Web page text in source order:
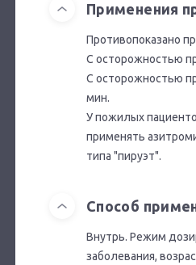
Применения
Противопоказано
С осторожностью
С осторожностью
мин.
У пожилых
применять
типа "пируэт".
Способ
Внутрь. Режим
заболевания,